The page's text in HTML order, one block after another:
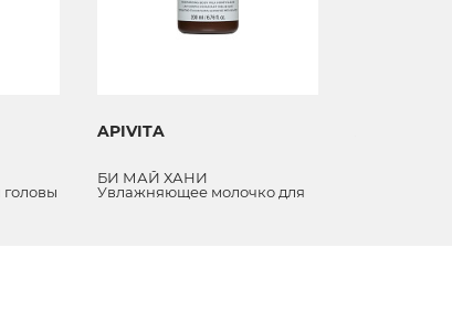
головы
APIVITA
БИ МАЙ ХАНИ
Увлажняющее молочко для